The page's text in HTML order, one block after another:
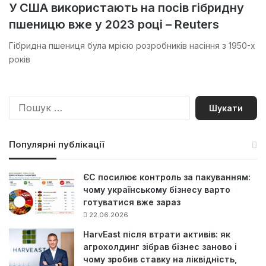
У США використають на посів гібридну
пшеницю вже у 2023 році – Reuters
Гібридна пшениця була мрією розробників насіння з 1950-х
років
П
Популярні публікації
ЄС посилює контроль за пакуванням:
чому українському бізнесу варто
готуватися вже зараз
22.06.2026
HarvEast після втрати активів: як
агрохолдинг зібрав бізнес заново і
чому зробив ставку на ліквідність,